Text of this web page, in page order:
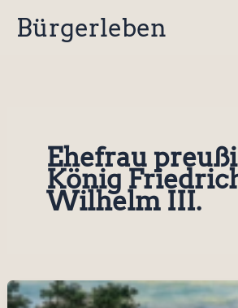
InhaltBürgerleben
Ehefrau
König
Wilhelm III.